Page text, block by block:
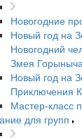
Новогодние
Новый год на
Новогодний
Змея
Новый год на
Приключения
Мастер-класс
для групп